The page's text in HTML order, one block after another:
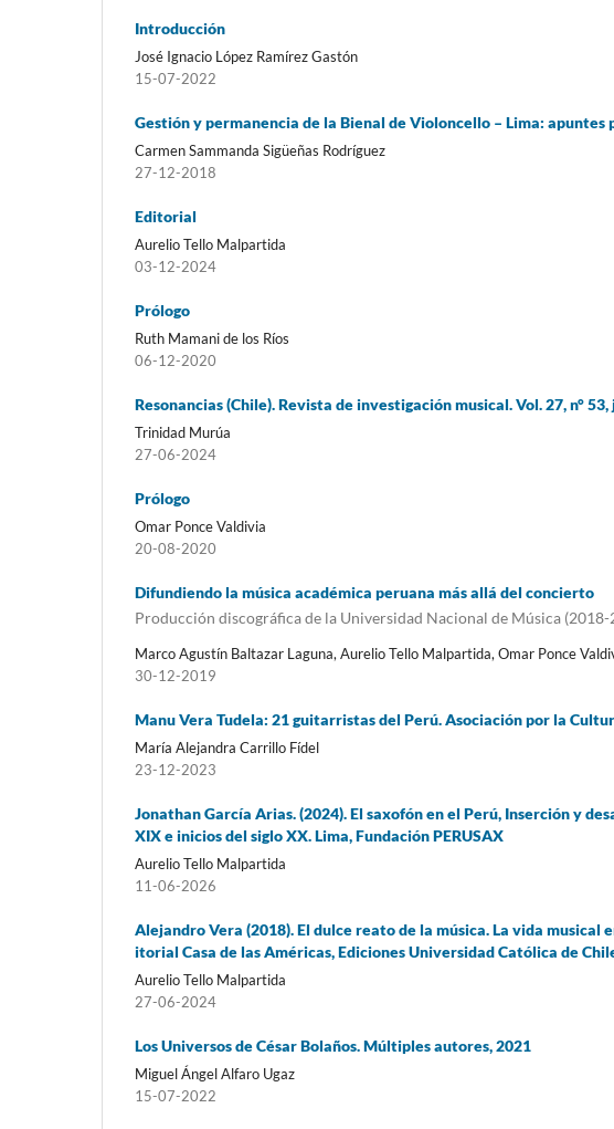
Introducción
José Ignacio López Ramírez Gastón
15-07-2022
Gestión y permanencia de la Bienal de Violoncello – Lima: apuntes
Carmen Sammanda Sigüeñas Rodríguez
27-12-2018
Editorial
Aurelio Tello Malpartida
03-12-2024
Prólogo
Ruth Mamani de los Ríos
06-12-2020
Resonancias (Chile). Revista de investigación musical. Vol. 27, n°
Trinidad Murúa
27-06-2024
Prólogo
Omar Ponce Valdivia
20-08-2020
Difundiendo la música académica peruana más allá del concierto
Producción discográfica de la Universidad Nacional de Música (2018-
Marco Agustín Baltazar Laguna, Aurelio Tello Malpartida, Omar Ponce
30-12-2019
Manu Vera Tudela: 21 guitarristas del Perú. Asociación por la
María Alejandra Carrillo Fídel
23-12-2023
Jonathan García Arias. (2024). El saxofón en el Perú, Inserción y
XIX e inicios del siglo XX. Lima, Fundación PERUSAX
Aurelio Tello Malpartida
11-06-2026
Alejandro Vera (2018). El dulce reato de la música. La vida
itorial Casa de las Américas, Ediciones Universidad Católica de
Aurelio Tello Malpartida
27-06-2024
Los Universos de César Bolaños. Múltiples autores, 2021
Miguel Ángel Alfaro Ugaz
15-07-2022